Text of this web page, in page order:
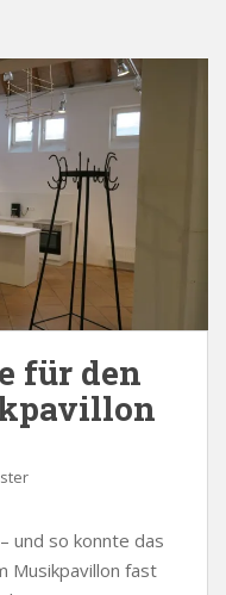
für den
und so konnte das
Musikpavillon fast